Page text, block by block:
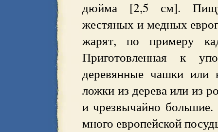
дюйма [2,5 см]. Пищу
жестяных и медных
жарят, по примеру
Приготовленная к
деревянные чашки или
ложки из дерева или из
и чрезвычайно большие.
много европейской